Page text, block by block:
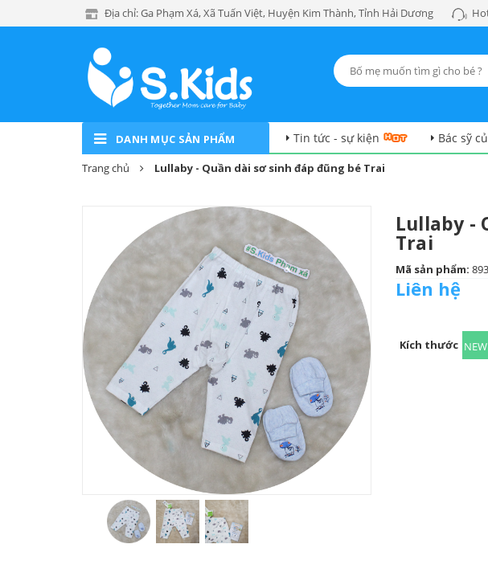
Địa chỉ: Ga Phạm Xá, Xã Tuấn Việt, Huyện Kim Thành, Tỉnh Hải Dương
DANH MỤC SẢN PHẨM Tin tức - sự kiện Bác sỹ
Trang chủ Lullaby - Quần dài sơ sinh đáp đũng bé Trai
Lullaby -
Trai
Mã sản phẩm:
Liên hệ
Kích thước